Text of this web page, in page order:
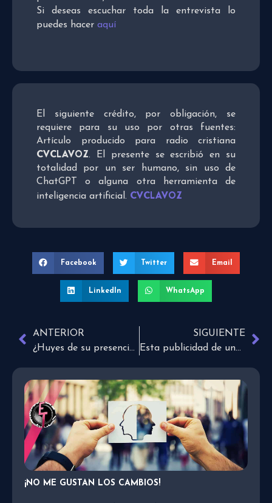
Si deseas escuchar toda la entrevista lo
puedes hacer aquí
El siguiente crédito, por obligación, se
requiere para su uso por otras fuentes:
Artículo producido para radio cristiana
CVCLAVOZ. El presente se escribió en su
totalidad por un ser humano, sin uso de
ChatGPT o alguna otra herramienta de
inteligencia artificial. CVCLAVOZ
Facebook Twitter Email
LinkedIn WhatsApp
ANTERIOR
¿Huyes de su presencia?
SIGUIENTE
Esta publicidad de una reconocida marca, tocará el corazón de más de un padre
¡NO ME GUSTAN LOS CAMBIOS!